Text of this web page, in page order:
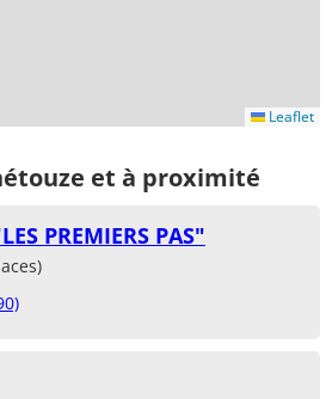
Leaflet
et à proximité
PREMIERS PAS"